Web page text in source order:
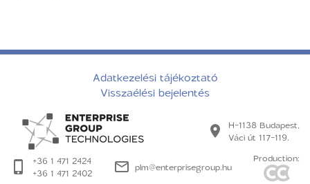
Adatkezelési tájékoztató
Visszaélési bejelentés
H-1138 Budapest,
Váci út 117-119.
+36 1 471 2424
+36 1 471 2402
plm@enterprisegroup.hu
Production: